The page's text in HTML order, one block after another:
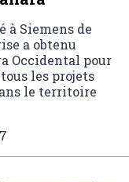
à Siemens de
a obtenu
Occidental pour
les projets
le territoire